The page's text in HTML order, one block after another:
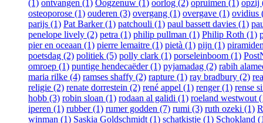
(1) ontvangen (1) Oogzenuw (1) oorlog (2) opruimen (1) opzij
osteoporose (1) ouderen (3) overgang (1) overgave (1) ovidius
parijs (1) Pat Barker (1) patchouli (1) paul bassett davies (1)
penelope lively (2) petra (1) philip pullman (1) Philip Roth (1)
pier en oceaan (1) pierre lemaitre (1) pietà (1) pijn (1)
poetsdag (2) politiek (5) polly clark (1) porseleinboom (1)
omroep (1) puntige hendecaëder (1) pyjamadag (2) rabih
maria rilke (4) ramses shaffy (2) rapture (1) ray bradbury (2)
religie (2) renate dorrestein (2) rené appel (1) renger (1) rense
hobb (3) robin sloan (1) rodaan al galidi (1) roeland westwout
iperen (1) rubber (1) rumer godden (7) rumi (3) ruth ozeki (1)
winman (1) Saskia Goldschmidt (1) schatkistje (1) Schokland